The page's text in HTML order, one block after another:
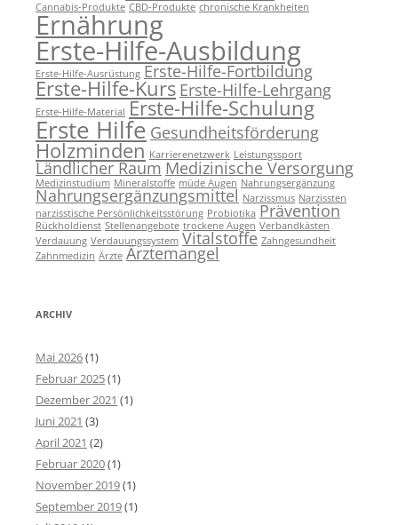
Cannabis-Produkte CBD-Produkte chronische Krankheiten
Ernährung
Erste-Hilfe-Ausbildung
Erste-Hilfe-Ausrüstung Erste-Hilfe-Fortbildung
Erste-Hilfe-Kurs Erste-Hilfe-Lehrgang
Erste-Hilfe-Material Erste-Hilfe-Schulung
Erste Hilfe Gesundheitsförderung
Holzminden Karrierenetzwerk Leistungssport
Ländlicher Raum Medizinische Versorgung
Medizinstudium Mineralstoffe müde Augen Nahrungsergänzung
Nahrungsergänzungsmittel Narzissmus Narzissten
narzisstische Persönlichkeitsstörung Probiotika Prävention
Rückholdienst Stellenangebote trockene Augen Verbandkästen
Verdauung Verdauungssystem Vitalstoffe Zahngesundheit
Zahnmedizin Ärzte Ärztemangel
ARCHIV
Mai 2026(1)
Februar 2025(1)
Dezember 2021 (1)
Juni 2021 (3)
April 2021 (2)
Februar 2020(1)
November 2019(1)
September 2019(1)